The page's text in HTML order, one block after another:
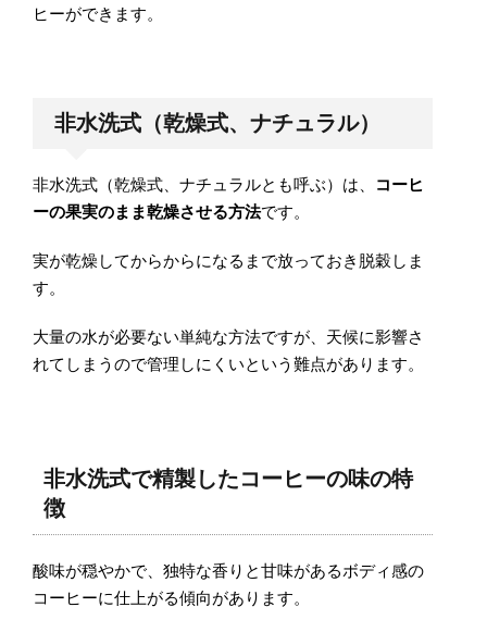
ヒーができます。
非水洗式（乾燥式、ナチュラル）
非水洗式（乾燥式、ナチュラルとも呼ぶ）は、
コーヒ
ーの果実のまま乾燥させる方法です。
実が乾燥してからからになるまで放っておき脱穀しま
す。
大量の水が必要ない単純な方法ですが、天候に影響さ
れてしまうので管理しにくいという難点があります。
非水洗式で精製したコーヒーの味の特
徴
酸味が穏やかで、独特な香りと甘味があるボディ感の
コーヒーに仕上がる傾向があります。